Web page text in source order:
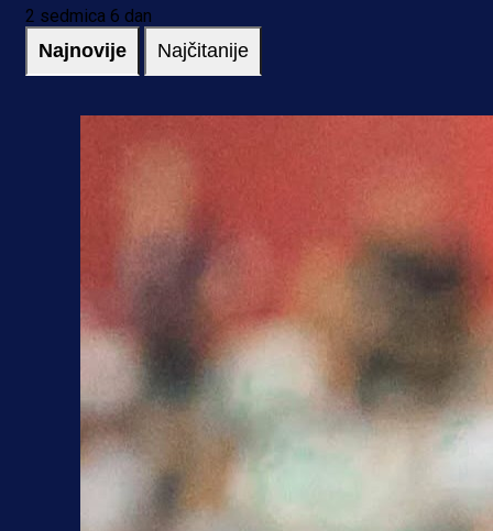
2 sedmica 6 dan
Najnovije Najčitanije